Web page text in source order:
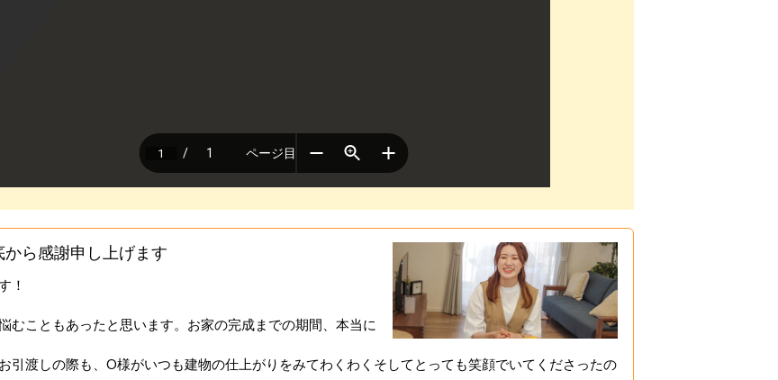
ら感謝申し上げます
！
むこともあったと思います。お家の完成までの期間、本当に
引渡しの際も、O様がいつも建物の仕上がりをみてわくわくそしてとっても笑顔でいてくださったの